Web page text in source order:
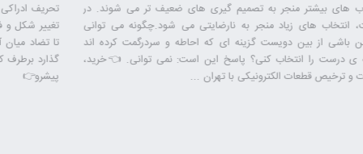
انتخاب های بیشتر منجر به تصمیم گیری های ضعیف تر می شوند. در
نهایت، انتخاب های زیاد منجر به نارضایتی می شود.چگونه می توانی
مطمئن باشی از بین دویست گزینه ای که احاطه و سردرگمت کرده اند
گزینه ی درست را انتخاب کنی؟ پاسخ این است: نمی توانی. 👈خرید،
واردات و ترخیص قطعات الکترونیکی با تهران ...